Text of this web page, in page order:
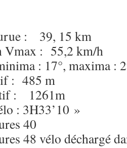
: 39, 15 km
Vmax : 55,2 km/h
: 17°, maxima :
: 485 m
: 1261m
: 3H33’10 »
40
48 vélo déchargé